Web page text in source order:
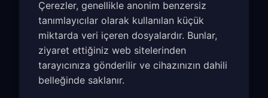
Çerezler, genellikle anonim benzersiz
tanımlayıcılar olarak kullanılan küçük
miktarda veri içeren dosyalardır. Bunlar,
ziyaret ettiğiniz web sitelerinden
tarayıcınıza gönderilir ve cihazınızın dahili
belleğinde saklanır.